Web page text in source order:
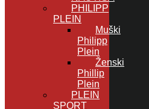
PHILIPP
PLEIN
Muški
Philipp
Plein
Ženski
Phillip
Plein
PLEIN
SPORT